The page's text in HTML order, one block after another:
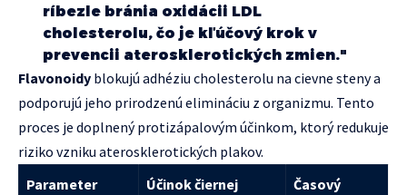
ríbezle bránia oxidácii LDL
cholesterolu, čo je kľúčový krok v
prevencii aterosklerotických zmien."
Flavonoidy blokujú adhéziu cholesterolu na cievne steny a
podporujú jeho prirodzenú elimináciu z organizmu. Tento
proces je doplnený protizápalovým účinkom, ktorý redukuje
riziko vzniku aterosklerotických plakov.
Parameter
Účinok čiernej
Časový